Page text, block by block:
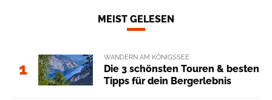
MEIST GELESEN
1
WANDERN AM KÖNIGSSEE
Die 3 schönsten Touren & besten
Tipps für dein Bergerlebnis